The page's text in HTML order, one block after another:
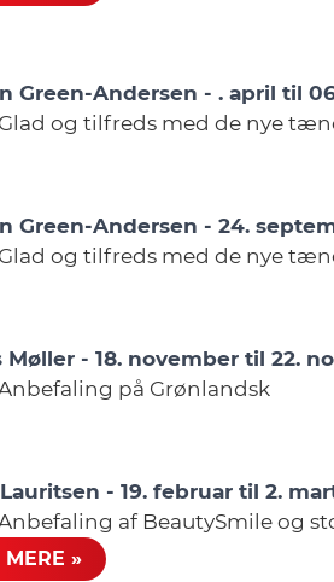
Green-Andersen - . april til
og tilfreds med de nye
Green-Andersen - 24.
og tilfreds med de nye
Møller - 18. november til 22.
på Grønlandsk
- 19. februar til 2.
af BeautySmile og
»